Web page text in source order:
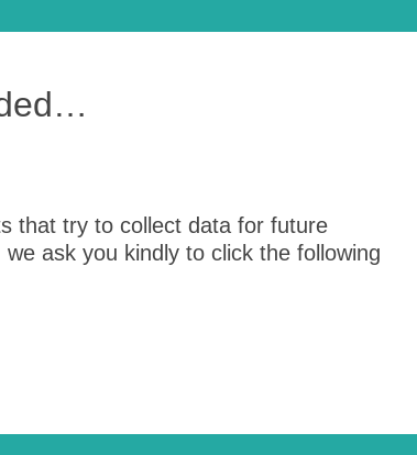
that try to collect data for future
ask you kindly to click the following